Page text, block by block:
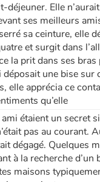
déjeuner. Elle
ses meilleurs
sa ceinture, elle
et surgit dans
la prit dans ses bras
une bise sur
elle apprécia ce
qu’elle
étaient un secret
pas au courant.
dégagé. Quelques
à la recherche d’un
maisons